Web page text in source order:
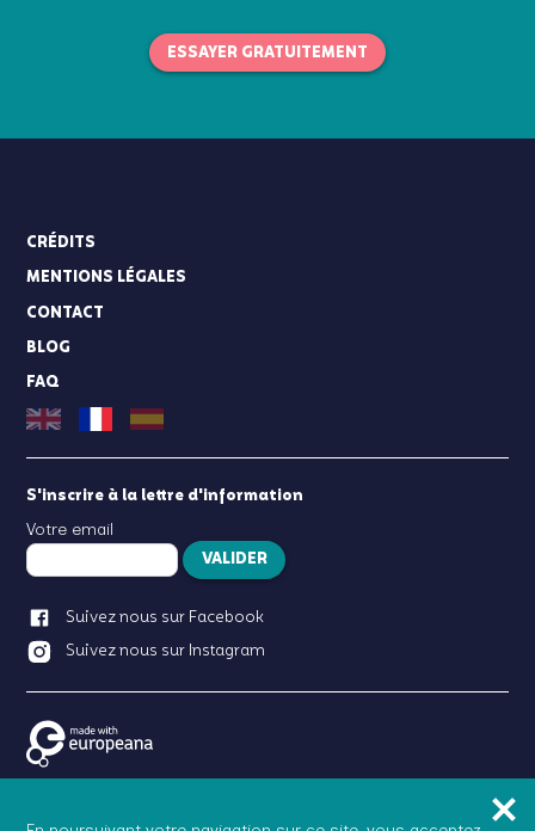
ESSAYER GRATUITEMENT
CRÉDITS
MENTIONS LÉGALES
CONTACT
BLOG
FAQ
S'inscrire à la lettre d'information
Votre email
VALIDER
Suivez nous sur Facebook
Suivez nous sur Instagram
produit proposé par